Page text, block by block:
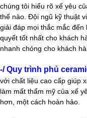
chúng tôi hiểu rõ xế yêu
thế nào. Đội ngũ kỹ thuật
giải đáp mọi thắc mắc
quyết tốt nhất cho khách
nhanh chóng cho khách
-/ Quy trình phủ
với chất liệu cao cấp giúp
làm mất thẩm mỹ của xế
hơn, một cách hoàn hảo​.